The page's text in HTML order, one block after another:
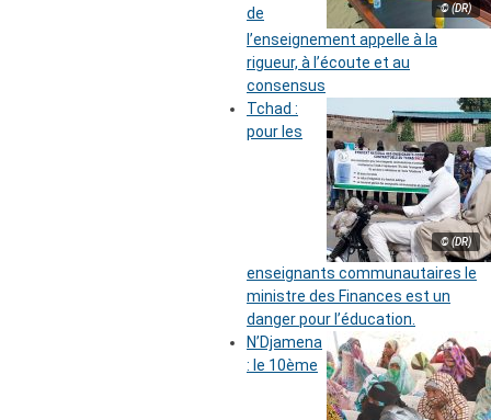
© (DR)
de
l’enseignement appelle à la
rigueur, à l’écoute et au
consensus
© (DR)
Tchad :
pour les
enseignants communautaires le
ministre des Finances est un
danger pour l’éducation.
N’Djamena
: le 10ème